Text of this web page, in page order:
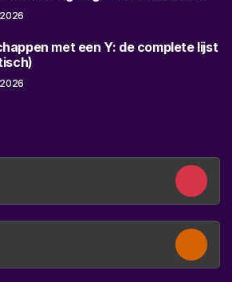
met een Y: de complete lijst